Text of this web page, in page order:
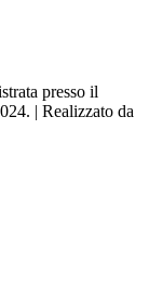
presso il
| Realizzato da